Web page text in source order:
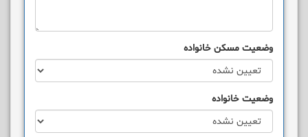
وضعيت مسکن خانواده
وضعيت خانواده